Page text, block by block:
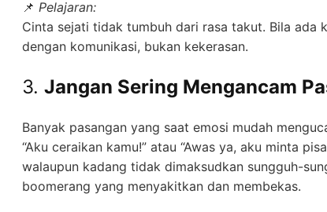
📌 Pelajaran:
Cinta sejati tidak tumbuh dari rasa takut. Bila ada
dengan komunikasi, bukan kekerasan.
3. Jangan Sering Mengancam
Banyak pasangan yang saat emosi mudah
“Aku ceraikan kamu!” atau “Awas ya, aku minta
walaupun kadang tidak dimaksudkan sungguh-
boomerang yang menyakitkan dan membekas.